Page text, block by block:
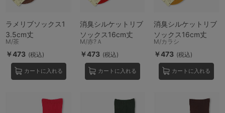
ラメリブソックス1
3.5cm丈
M/茶
￥473 (税込)
カートに入れる
消臭シルケットリブ
ソックス16cm丈
M/赤?Ａ
￥473 (税込)
カートに入れる
消臭シルケットリブ
ソックス16cm丈
M/カラシ
￥473 (税込)
カートに入れる